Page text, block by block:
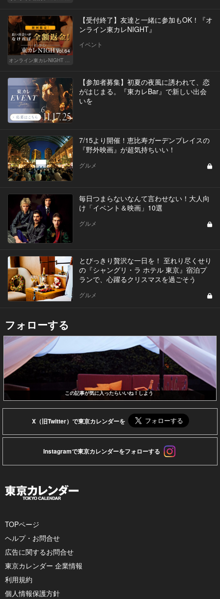
Vol.64
【受付終了】友達と一緒に参加もOK！『オ
ンライン東カレNIGHT』
イベント
【参加者募集】初夏の夜風に誘われて、恋
がはじまる。『東カレBar』で新しい出会
いを
7/15より開催！恵比寿ガーデンプレイスの
『野外映画』が超気持ちいい！
グルメ
毎日つまらないなんて言わせない！大人向
け「イベント＆映画」10選
グルメ
とびっきり贅沢な一日を！ 至れり尽くせり
の『シャングリ・ラ ホテル 東京』宿泊プ
ランで、心躍るクリスマスを過ごそう
グルメ
フォローする
この記事が気に入ったらいいね！しよう
X（旧Twitter）で東京カレンダーを
Instagramで東京カレンダーをフォローする
TOPページ
ヘルプ・お問合せ
広告に関するお問合せ
東京カレンダー 企業情報
利用規約
個人情報保護方針